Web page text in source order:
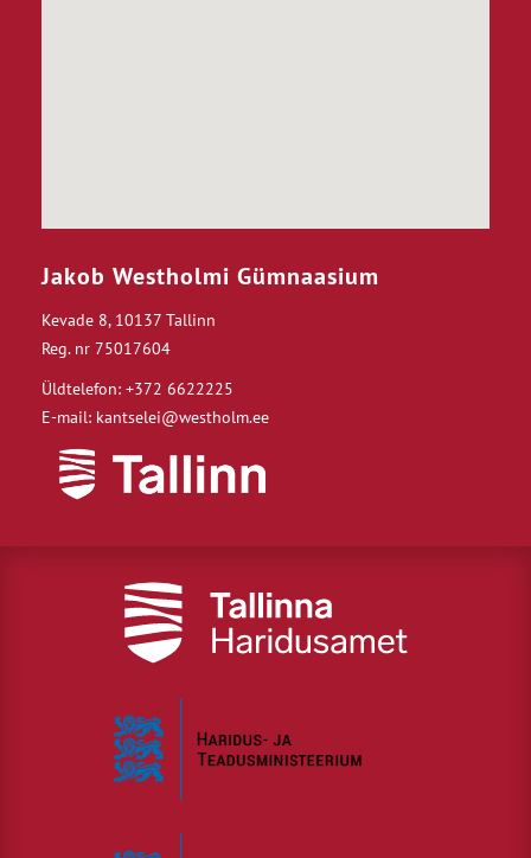
Jakob Westholmi Gümnaasium
Kevade 8, 10137 Tallinn
Reg. nr 75017604
Üldtelefon: +372 6622225
E-mail: kantselei@westholm.ee